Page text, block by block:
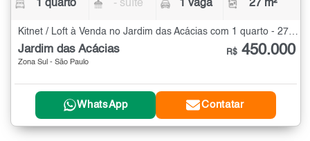
1 quarto - suíte 1 vaga 27 m²
Jardim das Acácias
Zona Sul - São Paulo
R$ 450.000
WhatsApp Contatar